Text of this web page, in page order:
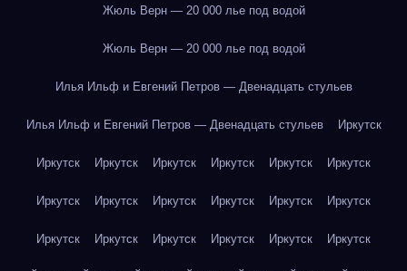
Жюль Верн — 20 000 лье под водой
Жюль Верн — 20 000 лье под водой
Илья Ильф и Евгений Петров — Двенадцать стульев
Илья Ильф и Евгений Петров — Двенадцать стульев Иркутск
Иркутск Иркутск Иркутск Иркутск Иркутск Иркутск
Иркутск Иркутск Иркутск Иркутск Иркутск Иркутск
Иркутск Иркутск Иркутск Иркутск Иркутск Иркутск